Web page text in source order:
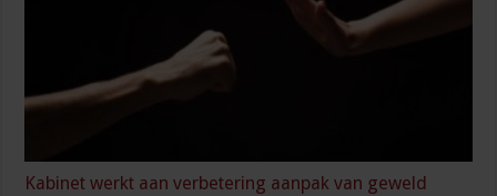
Kabinet werkt aan verbetering aanpak van geweld